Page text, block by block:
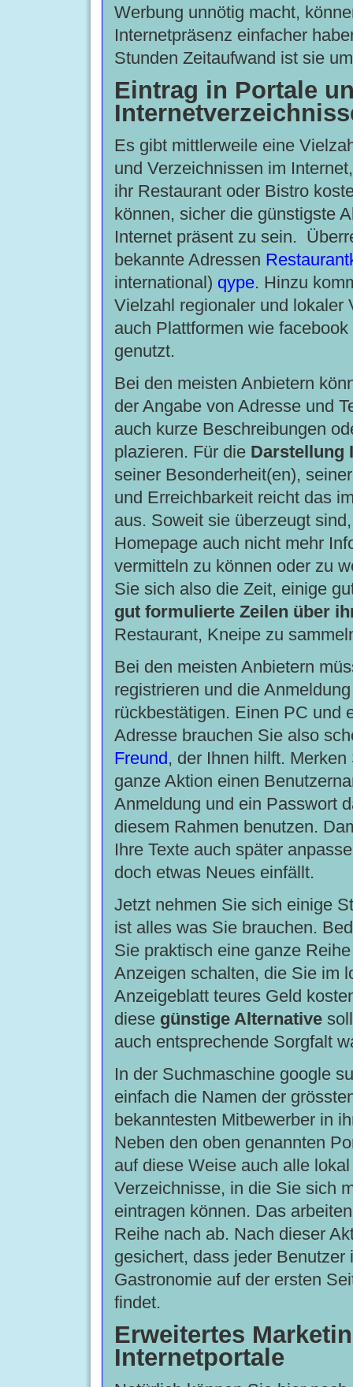
Werbung unnötig macht,
Internetpräsenz einfacher
Stunden Zeitaufwand ist sie
Eintrag in Portale
Es gibt mittlerweile eine
und Verzeichnissen im
ihr Restaurant oder Bistro
können, sicher die günstigste
Internet präsent zu sein.
bekannte Adressen
international) qype. Hinzu
Vielzahl regionaler und lokaler
auch Plattformen wie
genutzt.
Bei den meisten Anbietern
der Angabe von Adresse und
auch kurze Beschreibungen
plazieren. Für dieDarstellung
seiner Besonderheit(en),
und Erreichbarkeit reicht das
aus. Soweit sie überzeugt
Homepage auch nicht mehr
vermitteln zu können oder zu
Sie sich also die Zeit, einige
gut formulierte Zeilen über
Restaurant, Kneipe zu
Bei den meisten Anbietern
registrieren und die
rückbestätigen. Einen PC und
Adresse brauchen Sie also
Freund, der Ihnen hilft.
ganze Aktion einen
Anmeldung und ein Passwort
diesem Rahmen benutzen.
Ihre Texte auch später
doch etwas Neues einfällt.
Jetzt nehmen Sie sich einige
ist alles was Sie brauchen.
Sie praktisch eine ganze
Anzeigen schalten, die Sie im
Anzeigeblatt teures Geld
diesegünstige Alternative
auch entsprechende Sorgfalt
In der Suchmaschine google
einfach die Namen der
bekanntesten Mitbewerber in
Neben den oben genannten
auf diese Weise auch alle
Verzeichnisse, in die Sie sich
eintragen können. Das
Reihe nach ab. Nach dieser
gesichert, dass jeder Benutzer
Gastronomie auf der ersten
findet.
Erweitertes
Internetportale